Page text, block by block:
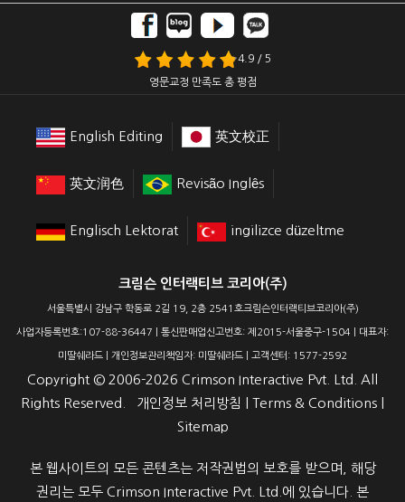
4.9 / 5
영문교정 만족도 총 평점
English Editing 英文校正
英文润色 Revisão Inglês
Englisch Lektorat ingilizce düzeltme
크림슨 인터랙티브 코리아(주)
서울특별시 강남구 학동로 2길 19, 2층 2541호크림슨인터랙티브코리아(주)
사업자등록번호:107-88-36447 | 통신판매업신고번호: 제2015-서울중구-1504 | 대표자:
미딸쉐라드 | 개인정보관리책임자: 미딸쉐라드 | 고객센터: 1577-2592
Copyright © 2006-2026 Crimson Interactive Pvt. Ltd. All
Rights Reserved. 개인정보 처리방침 Terms & Conditions
Sitemap
본 웹사이트의 모든 콘텐츠는 저작권법의 보호를 받으며, 해당
권리는 모두 Crimson Interactive Pvt. Ltd.에 있습니다. 본